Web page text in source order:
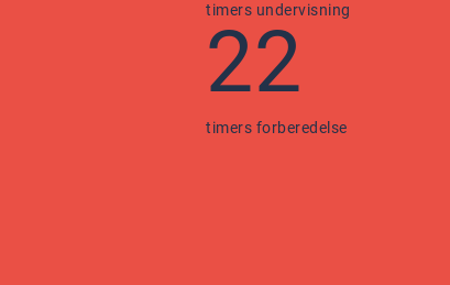
timers undervisning
22
timers forberedelse